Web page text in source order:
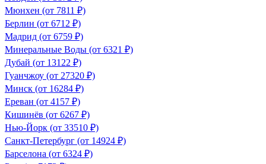
Мюнхен (от 7811 ₽)
Берлин (от 6712 ₽)
Мадрид (от 6759 ₽)
Минеральные Воды (от 6321 ₽)
Дубай (от 13122 ₽)
Гуанчжоу (от 27320 ₽)
Минск (от 16284 ₽)
Ереван (от 4157 ₽)
Кишинёв (от 6267 ₽)
Нью-Йорк (от 33510 ₽)
Санкт-Петербург (от 14924 ₽)
Барселона (от 6324 ₽)